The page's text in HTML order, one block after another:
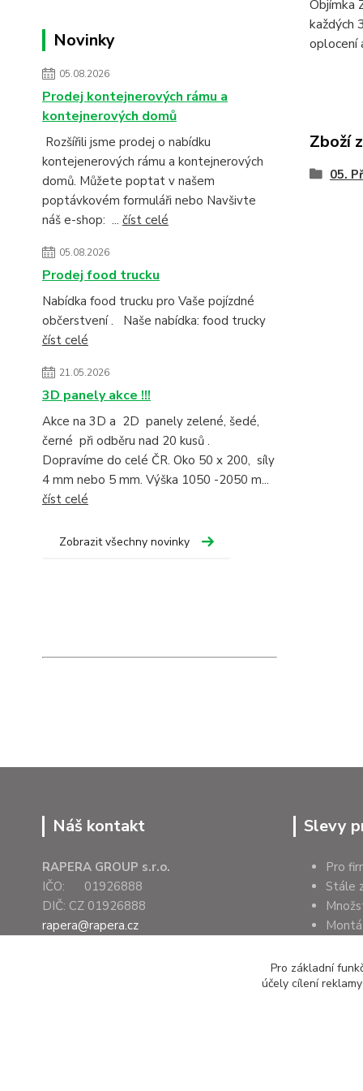
Novinky
05.08.2026
Prodej kontejnerových rámu a
kontejnerových domů
Rozšířili jsme prodej o nabídku
kontejenerových rámu a kontejnerových
domů. Můžete poptat v našem
poptávkovém formuláři nebo Navšivte
náš e-shop: ... číst celé
05.08.2026
Prodej food trucku
Nabídka food trucku pro Vaše pojízdné
občerstvení . Naše nabídka: food trucky
číst celé
21.05.2026
3D panely akce !!!
Akce na 3D a 2D panely zelené, šedé,
černé při odběru nad 20 kusů .
Dopravíme do celé ČR. Oko 50 x 200, síly
4 mm nebo 5 mm. Výška 1050 -2050 m...
číst celé
Zobrazit všechny novinky
Objímka
každých
oplocení
Zboží
05.
Náš kontakt
RAPERA GROUP s.r.o.
IČO: 01926888
DIČ: CZ 01926888
rapera@rapera.cz
Slevy
Pro
Stále
Pro základní
účely cílení